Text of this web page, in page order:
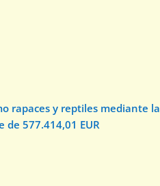
rapaces y reptiles mediante la
577.414,01 EUR